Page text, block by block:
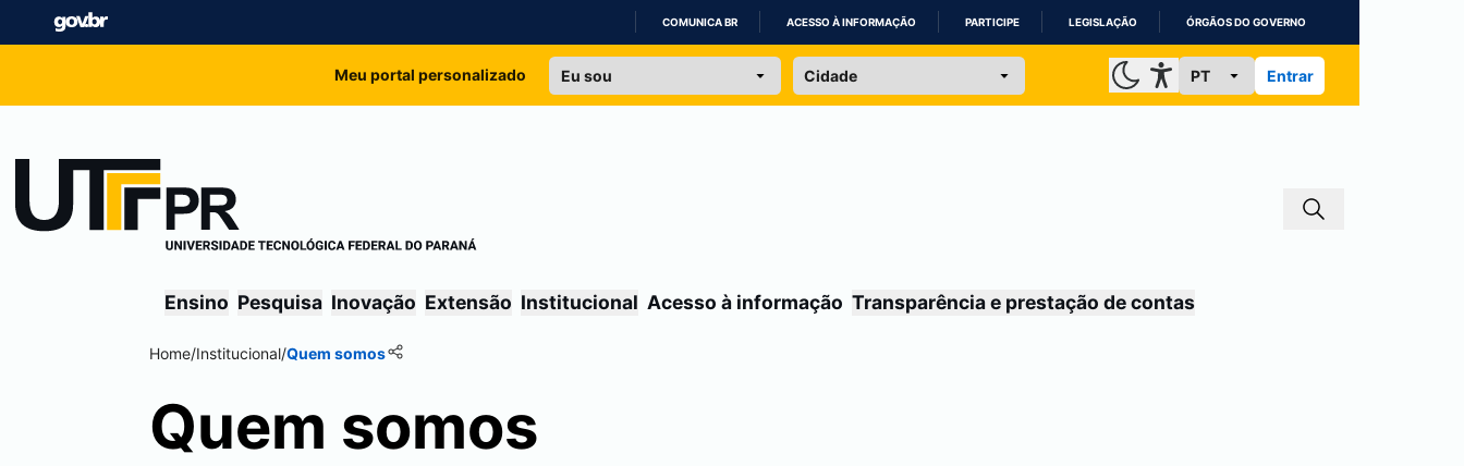
IR
COMUNICA BR ACESSO À INFORMAÇÃO PARTICIPE LEGISLAÇÃO ÓRGÃOS DO GOVERNO
Meu portal personalizado Entrar
Ensino Pesquisa Inovação Extensão Institucional Acesso à informação Transparência e prestação de contas
Home/Institucional/Quem somos
Quem somos